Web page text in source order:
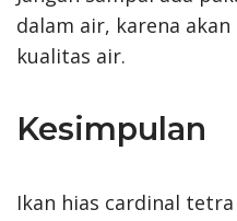
dalam air, karena
kualitas air.
Kesimpulan
Ikan hias cardinal